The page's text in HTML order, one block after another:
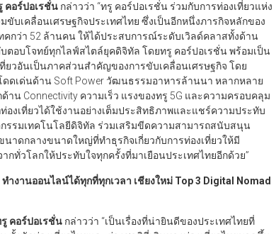
คอร์ปอเรชั่น กล่าวว่า “ทรู คอร์ปอเรชั่น ร่วมกับการท่องเที่ยวแห่ง
บเคลื่อนเศรษฐกิจประเทศไทย ซึ่งเป็นอีกหนึ่งภารกิจหลักของ
กว่า 52 ล้านคน ให้ได้ประสบการณ์ระดับเวิลด์คลาสทั้งด้าน
อบโจทย์ทุกไลฟ์สไตล์ยุคดิจิทัล โดยทรู คอร์ปอเรชั่น พร้อมเป็น
ยวอันเป็นภาคส่วนสำคัญของการขับเคลื่อนเศรษฐกิจ โดย
ดเด่นด้าน Soft Power วัฒนธรรมอาหารล้านนา หลากหลาย
น Connectivity ความเร็ว แรงของทรู 5G และความครอบคลุม
เที่ยวได้ใช้งานอย่างเต็มประสิทธิภาพและแชร์ความประทับ
รรมเทคโนโลยีดิจิทัล ร่วมเสริมขีดความสามารถสนับสนุน
าดกลางขนาดใหญ่ที่ทำธุรกิจเกี่ยวกับการท่องเที่ยวให้มี
ทั่วโลกให้ประทับใจทุกครั้งที่มาเยือนประเทศไทยอีกด้วย”
ทำงานออนไลน์ได้ทุกที่ทุกเวลา เชียงใหม่ Top 3 Digital Nomad
คอร์ปอเรชั่น กล่าวว่า “เป็นเรื่องที่น่ายินดีของประเทศไทยที่